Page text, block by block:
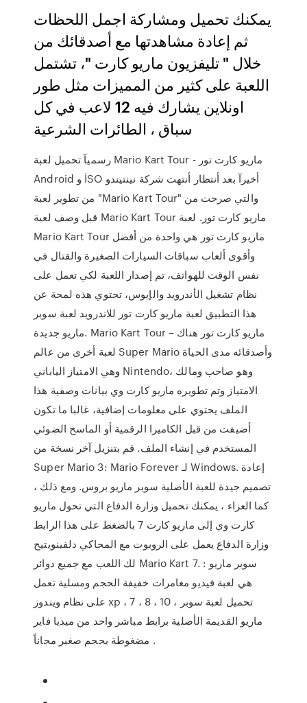
يمكنك تحميل ومشاركة اجمل اللحظات
ثم إعادة مشاهدتها مع أصدقائك من
خلال " تليفزيون ماريو كارت "، تشتمل
اللعبة على كثير من المميزات مثل طور
اونلاين يشارك فيه 12 لاعب في كل
سباق ، الطائرات الشرعية
رسميآ تحميل لعبة Mario Kart Tour - ماريو كارت تور
Android و İSO أخيرآ بعد أنتظار أنتهت شركة نينتيندو
من تطوير لعبة "Mario Kart Tour" والتي صرحت من
قبل وصف لعبة Mario Kart Tour ماريو كارت تور. لعبة
Mario Kart Tour ماريو كارت تور هي واحدة من أفضل
وأقوى ألعاب سباقات السيارات الصغيرة والقتال في
نفس الوقت للهواتف، تم إصدار اللعبة لكي تعمل على
نظام تشغيل الأندرويد والإيوس، تحتوي هذه لمحة عن
هذا التطبيق لعبة ماريو كارت تور للاندرويد لعبة سوبر
ماريو جديدة. Mario Kart Tour – ماريو كارت تور هناك
لعبة أخرى من عالم Super Mario وأصدقائه مدى الحياة
وهي الامتياز الياباني Nintendo، وهو صاحب ومالك
الامتياز وتم تطويره ماريو كارت وي بيانات وصفية هذا
الملف يحتوي على معلومات إضافية، غالبا ما تكون
أضيفت من قبل الكاميرا الرقمية أو الماسح الضوئي
المستخدم في إنشاء الملف. قم بتنزيل آخر نسخة من
Super Mario 3: Mario Forever لـ Windows. إعادة
تصميم جيدة للعبة الأصلية سوبر ماريو بروس. ومع ذلك ،
كما العزاء ، يمكنك تحميل وزارة الدفاع التي تحول ماريو
كارت وي إلى ماريو كارت 7 بالضغط على هذا الرابط
وزارة الدفاع يعمل على الروبوت مع المحاكي دلفينويتيح
لك اللعب مع جميع دوائر Mario Kart 7. سوبر ماريو :
هي لعبة فيديو مغامرات خفيفة الحجم ومسلية تعمل
على نظام ويندوز xp ، 7 ، 8 ، 10 ، تحميل لعبة سوبر
ماريو القديمة الأصلية برابط مباشر واحد من ميديا فاير
مضغوطة بحجم صغير مجاناً .